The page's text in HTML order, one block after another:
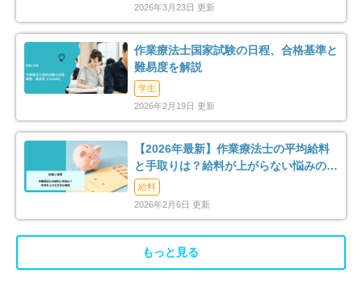
2026年3月23日 更新
作業療法士国家試験の日程、合格基準と
難易度を解説
学生
2026年2月19日 更新
【2026年最新】作業療法士の平均給料
と手取りは？給料が上がらない悩みの解
消法まで解説
給料
2026年2月6日 更新
もっと見る